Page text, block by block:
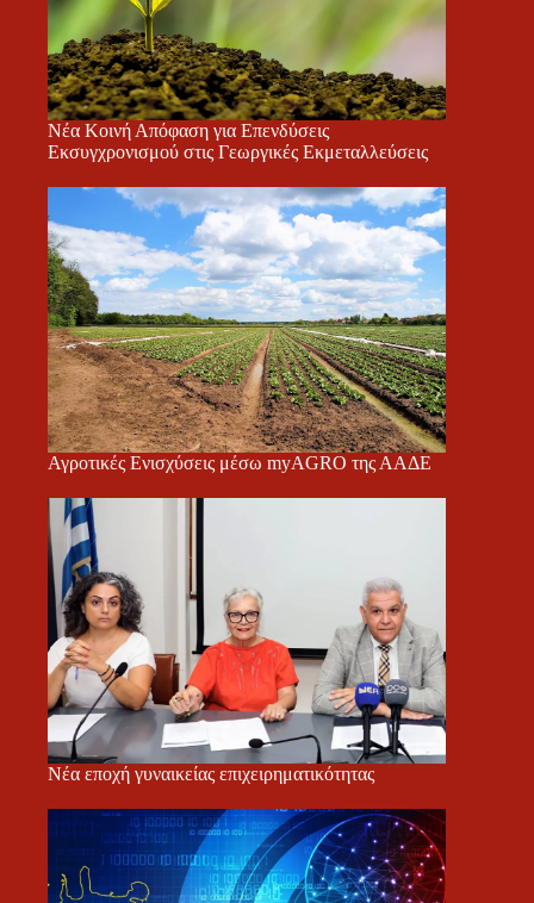
Νέα Κοινή Απόφαση για Επενδύσεις
Εκσυγχρονισμού στις Γεωργικές Εκμεταλλεύσεις
Αγροτικές Ενισχύσεις μέσω myAGRO της ΑΑΔΕ
Νέα εποχή γυναικείας επιχειρηματικότητας